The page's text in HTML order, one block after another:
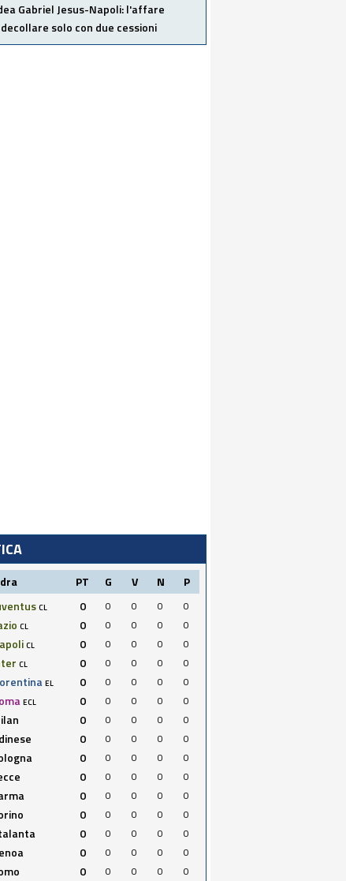
Gabriel Jesus-Napoli: l'affare
solo con due cessioni
PT G V N P
CL 0 0 0 0
0
CL 0 0 0 0
0
CL 0 0 0 0
0
CL 0 0 0 0
0
EL 0 0 0 0
0
ECL 0 0 0 0
0
0 0 0 0
0
0 0 0 0
0
0 0 0 0
0
0 0 0 0
0
0 0 0 0
0
0 0 0 0
0
0 0 0 0
0
0 0 0 0
0
0 0 0 0 0